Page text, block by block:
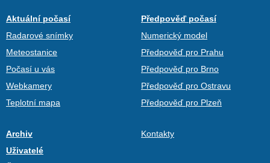
Aktuální počasí
Radarové snímky
Meteostanice
Počasí u vás
Webkamery
Teplotní mapa
Předpověď počasí
Numerický model
Předpověď pro Prahu
Předpověď pro Brno
Předpověď pro Ostravu
Předpověď pro Plzeň
Archiv
Uživatelé
Kontakty